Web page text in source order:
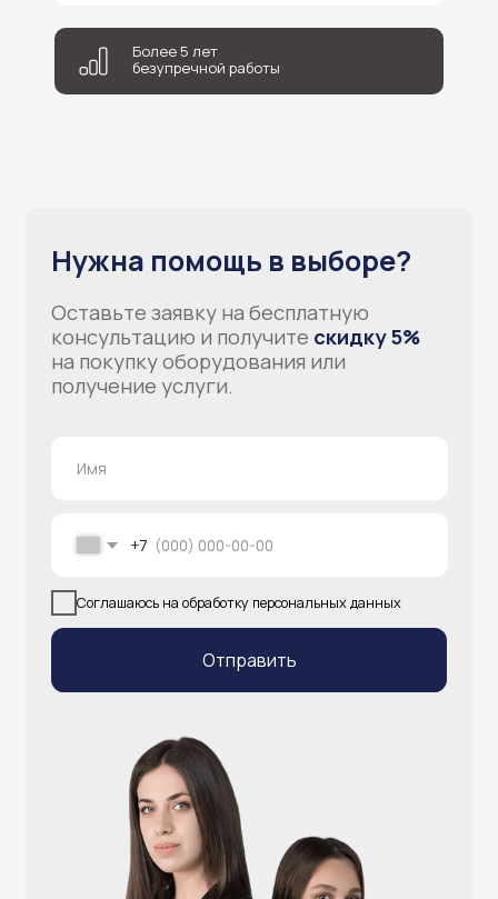
Более 5 лет
безупречной работы
info@atlantisgr.ooo
Видеонаблюдение
Принтеры чеков и этикеток
Каталог
Штрихкодовое оборудование
Весовое оборудование
Терминалы самообслуживания
Онлайн-кассы
Антикражные ворота
POS-компьютеры
POS-моноблоки